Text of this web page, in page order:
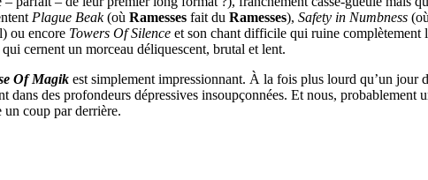
Plague Beak(où Ramesses fait du Ramesses), Safety in Numbness
ou encore Towers Of Silence et son chant difficile qui ruine complètement
qui cernent un morceau déliquescent, brutal et lent.
Of Magik est simplement impressionnant. À la fois plus lourd qu’un jour
des profondeurs dépressives insoupçonnées. Et nous, probablement
un coup par derrière.